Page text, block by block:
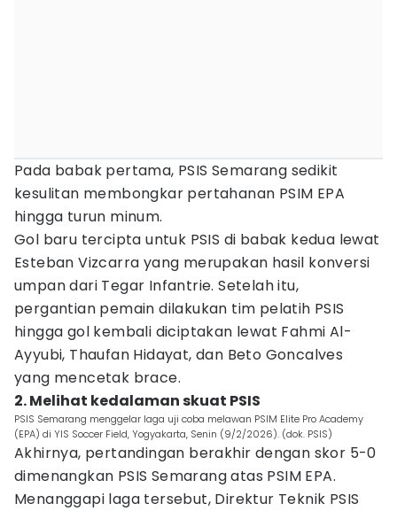
Pada babak pertama, PSIS Semarang sedikit
kesulitan membongkar pertahanan PSIM EPA
hingga turun minum.
Gol baru tercipta untuk PSIS di babak kedua lewat
Esteban Vizcarra yang merupakan hasil konversi
umpan dari Tegar Infantrie. Setelah itu,
pergantian pemain dilakukan tim pelatih PSIS
hingga gol kembali diciptakan lewat Fahmi Al-
Ayyubi, Thaufan Hidayat, dan Beto Goncalves
yang mencetak brace.
2. Melihat kedalaman skuat PSIS
PSIS Semarang menggelar laga uji coba melawan PSIM Elite Pro Academy
(EPA) di YIS Soccer Field, Yogyakarta, Senin (9/2/2026). (dok. PSIS)
Akhirnya, pertandingan berakhir dengan skor 5-0
dimenangkan PSIS Semarang atas PSIM EPA.
Menanggapi laga tersebut, Direktur Teknik PSIS